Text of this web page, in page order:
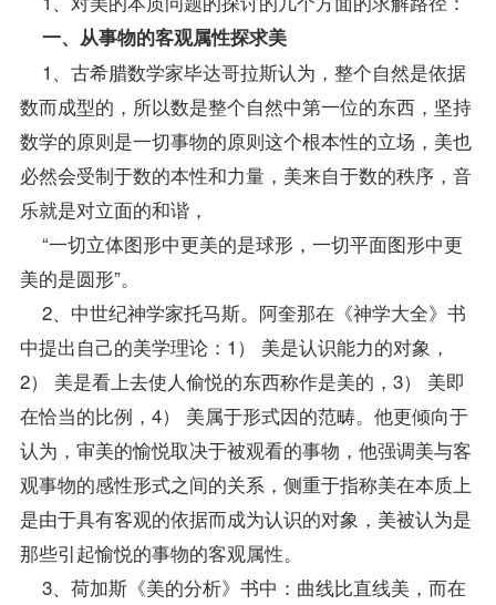
一、从事物的客观属性探求美
1、古希腊数学家毕达哥拉斯认为，整个自然是依据
数而成型的，所以数是整个自然中第一位的东西，坚持
数学的原则是一切事物的原则这个根本性的立场，美也
必然会受制于数的本性和力量，美来自于数的秩序，音
乐就是对立面的和谐，
“一切立体图形中更美的是球形，一切平面图形中更
美的是圆形”。
2、中世纪神学家托马斯。阿奎那在《神学大全》书
中提出自己的美学理论：1） 美是认识能力的对象，
2） 美是看上去使人偷悦的东西称作是美的，3） 美即
在恰当的比例，4） 美属于形式因的范畴。他更倾向于
认为，审美的愉悦取决于被观看的事物，他强调美与客
观事物的感性形式之间的关系，侧重于指称美在本质上
是由于具有客观的依据而成为认识的对象，美被认为是
那些引起愉悦的事物的客观属性。
3、荷加斯《美的分析》书中：曲线比直线美，而在